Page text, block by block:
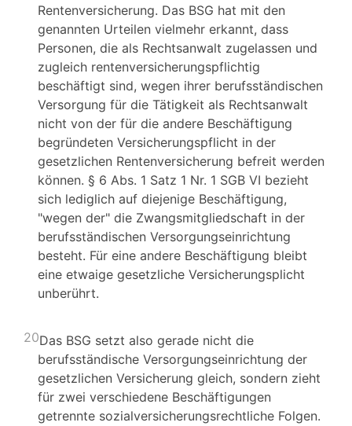
Rentenversicherung. Das BSG hat mit den
genannten Urteilen vielmehr erkannt, dass
Personen, die als Rechtsanwalt zugelassen und
zugleich rentenversicherungspflichtig
beschäftigt sind, wegen ihrer berufsständischen
Versorgung für die Tätigkeit als Rechtsanwalt
nicht von der für die andere Beschäftigung
begründeten Versicherungspflicht in der
gesetzlichen Rentenversicherung befreit werden
können. § 6 Abs. 1 Satz 1 Nr. 1 SGB VI bezieht
sich lediglich auf diejenige Beschäftigung,
"wegen der" die Zwangsmitgliedschaft in der
berufsständischen Versorgungseinrichtung
besteht. Für eine andere Beschäftigung bleibt
eine etwaige gesetzliche Versicherungsplicht
unberührt.
20Das BSG setzt also gerade nicht die
berufsständische Versorgungseinrichtung der
gesetzlichen Versicherung gleich, sondern zieht
für zwei verschiedene Beschäftigungen
getrennte sozialversicherungsrechtliche Folgen.